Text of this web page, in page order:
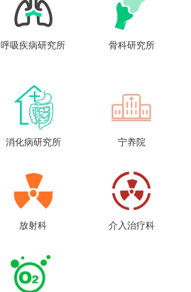
呼吸疾病研究所 骨科研究所
消化病研究所 宁养院
放射科 介入治疗科